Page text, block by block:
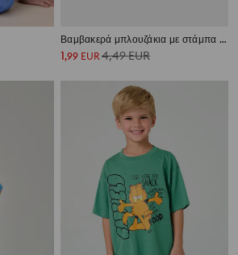
Βαμβακερά μπλουζάκια με στάμπα εκσκαφέων 2 pack
1,99 EUR4,49EUR